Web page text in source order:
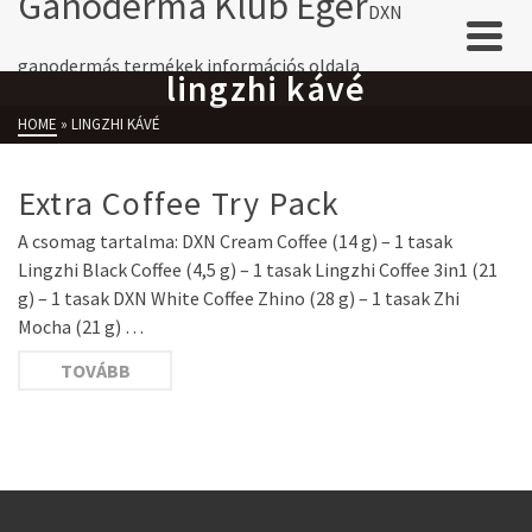
DXN
ganodermás termékek információs oldala
lingzhi kávé
HOME » LINGZHI KÁVÉ
Extra Coffee Try Pack
A csomag tartalma: DXN Cream Coffee (14 g) – 1 tasak
Lingzhi Black Coffee (4,5 g) – 1 tasak Lingzhi Coffee 3in1 (21
g) – 1 tasak DXN White Coffee Zhino (28 g) – 1 tasak Zhi
Mocha (21 g) …
TOVÁBB